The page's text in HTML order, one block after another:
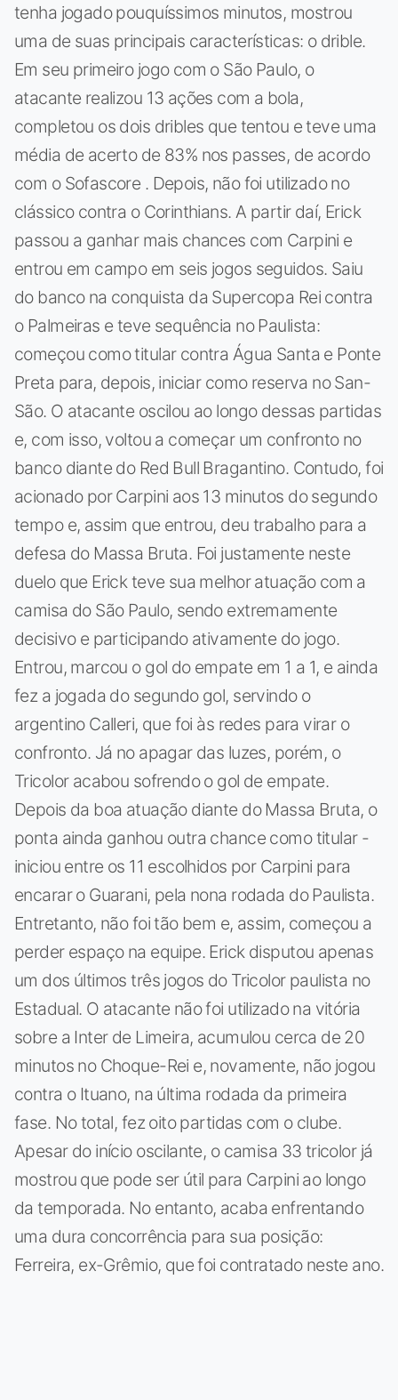
tenha jogado pouquíssimos minutos, mostrou
uma de suas principais características: o drible.
Em seu primeiro jogo com o São Paulo, o
atacante realizou 13 ações com a bola,
completou os dois dribles que tentou e teve uma
média de acerto de 83% nos passes, de acordo
com o Sofascore . Depois, não foi utilizado no
clássico contra o Corinthians. A partir daí, Erick
passou a ganhar mais chances com Carpini e
entrou em campo em seis jogos seguidos. Saiu
do banco na conquista da Supercopa Rei contra
o Palmeiras e teve sequência no Paulista:
começou como titular contra Água Santa e Ponte
Preta para, depois, iniciar como reserva no San-
São. O atacante oscilou ao longo dessas partidas
e, com isso, voltou a começar um confronto no
banco diante do Red Bull Bragantino. Contudo, foi
acionado por Carpini aos 13 minutos do segundo
tempo e, assim que entrou, deu trabalho para a
defesa do Massa Bruta. Foi justamente neste
duelo que Erick teve sua melhor atuação com a
camisa do São Paulo, sendo extremamente
decisivo e participando ativamente do jogo.
Entrou, marcou o gol do empate em 1 a 1, e ainda
fez a jogada do segundo gol, servindo o
argentino Calleri, que foi às redes para virar o
confronto. Já no apagar das luzes, porém, o
Tricolor acabou sofrendo o gol de empate.
Depois da boa atuação diante do Massa Bruta, o
ponta ainda ganhou outra chance como titular -
iniciou entre os 11 escolhidos por Carpini para
encarar o Guarani, pela nona rodada do Paulista.
Entretanto, não foi tão bem e, assim, começou a
perder espaço na equipe. Erick disputou apenas
um dos últimos três jogos do Tricolor paulista no
Estadual. O atacante não foi utilizado na vitória
sobre a Inter de Limeira, acumulou cerca de 20
minutos no Choque-Rei e, novamente, não jogou
contra o Ituano, na última rodada da primeira
fase. No total, fez oito partidas com o clube.
Apesar do início oscilante, o camisa 33 tricolor já
mostrou que pode ser útil para Carpini ao longo
da temporada. No entanto, acaba enfrentando
uma dura concorrência para sua posição:
Ferreira, ex-Grêmio, que foi contratado neste ano.